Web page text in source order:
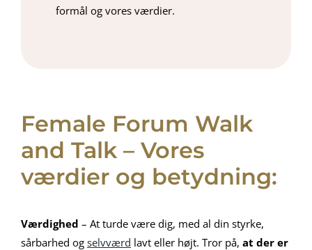
formål og vores værdier.
Female Forum Walk
and Talk – Vores
værdier og betydning:
Værdighed – At turde være dig, med al din styrke,
sårbarhed og selvværd lavt eller højt. Tror på, at der er